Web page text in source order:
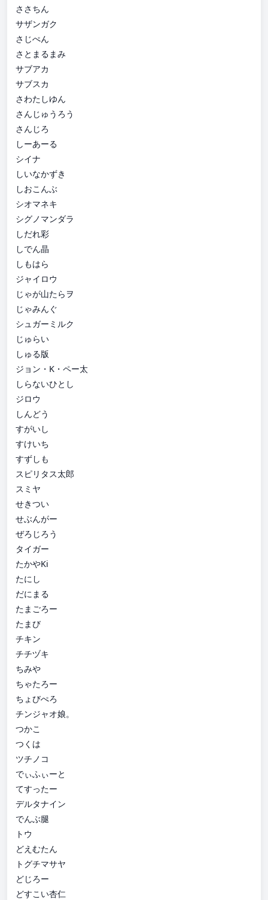
ささちん
サザンガク
さじぺん
さとまるまみ
サブアカ
サブスカ
さわたしゆん
さんじゅうろう
さんじろ
しーあーる
シイナ
しいなかずき
しおこんぶ
シオマネキ
シグノマンダラ
しだれ彩
しでん晶
しもはら
ジャイロウ
じゃが山たらヲ
じゃみんぐ
シュガーミルク
じゅらい
しゅる版
ジョン・K・ペー太
しらないひとし
ジロウ
しんどう
すがいし
すけいち
すずしも
スピリタス太郎
スミヤ
せきつい
せぶんがー
ぜろじろう
タイガー
たかやKi
たにし
だにまる
たまごろー
たまび
チキン
チチヅキ
ちみや
ちゃたろー
ちょびぺろ
チンジャオ娘。
つかこ
つくは
ツチノコ
でぃふぃーと
てすったー
デルタナイン
でんぶ腿
トウ
どえむたん
トグチマサヤ
どじろー
どすこい杏仁